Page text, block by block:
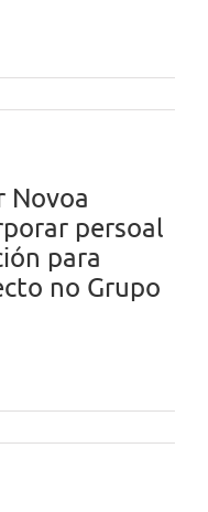
Novoa
persoal
para
no Grupo